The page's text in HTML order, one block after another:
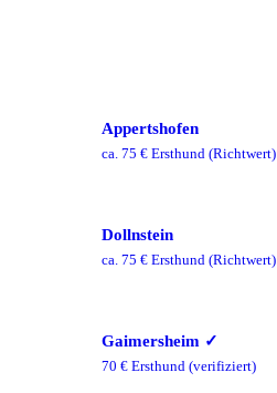
Appertshofen
ca. 75 € Ersthund (Richtwert)
Dollnstein
ca. 75 € Ersthund (Richtwert)
Gaimersheim ✓
70 € Ersthund (verifiziert)